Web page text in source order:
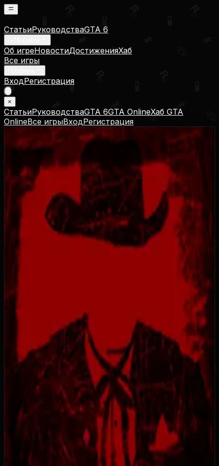
СтатьиРуководстваGTA 6
Об игреНовостиДостиженияХаб
Все игры
ВходРегистрация
×
СтатьиРуководстваGTA 6GTA OnlineХаб GTA
OnlineВсе игрыВходРегистрация
Принарядился!
He Cleans Up Well!
Бронзовый трофей
Описание достижения
Раздобудьте элегантный костюм.